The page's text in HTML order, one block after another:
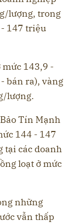
lượng, trong
147 triệu
mức 143,9 -
bán ra), vàng
lượng.
Tín Mạnh
144 - 147
tại các doanh
loạt ở mức
những
vẫn thấp